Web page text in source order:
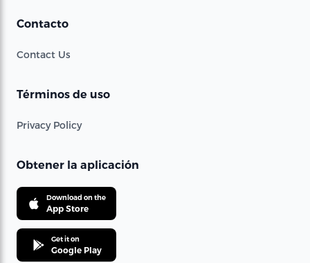
Contacto
Contact Us
Términos de uso
Privacy Policy
Obtener la aplicación
Download on the
App Store
Get it on
Google Play